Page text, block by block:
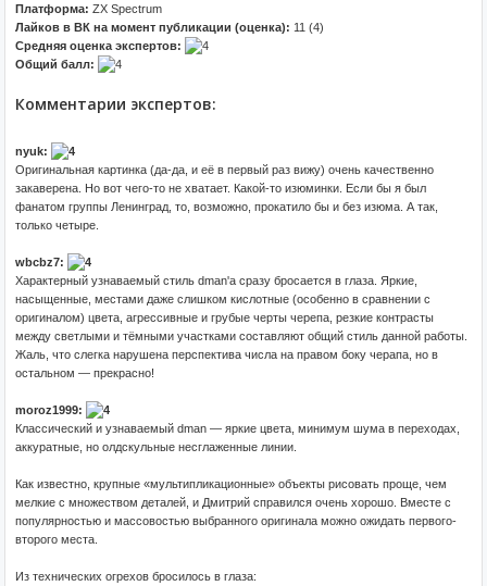
Платформа: ZX Spectrum
Лайков в ВК на момент публикации (оценка): 11 (4)
Средняя оценка экспертов:
Общий балл:
Комментарии экспертов:
nyuk:
Оригинальная картинка (да-да, и её в первый раз вижу) очень качественно
закаверена. Но вот чего-то не хватает. Какой-то изюминки. Если бы я был
фанатом группы Ленинград, то, возможно, прокатило бы и без изюма. А так,
только четыре.
wbcbz7:
Характерный узнаваемый стиль dman'a сразу бросается в глаза. Яркие,
насыщенные, местами даже слишком кислотные (особенно в сравнении с
оригиналом) цвета, агрессивные и грубые черты черепа, резкие контрасты
между светлыми и тёмными участками составляют общий стиль данной работы.
Жаль, что слегка нарушена перспектива числа на правом боку черапа, но в
остальном — прекрасно!
moroz1999:
Классический и узнаваемый dman — яркие цвета, минимум шума в переходах,
аккуратные, но олдскульные несглаженные линии.
Как известно, крупные «мультипликационные» объекты рисовать проще, чем
мелкие с множеством деталей, и Дмитрий справился очень хорошо. Вместе с
популярностью и массовостью выбранного оригинала можно ожидать первого-
второго места.
Из технических огрехов бросилось в глаза: